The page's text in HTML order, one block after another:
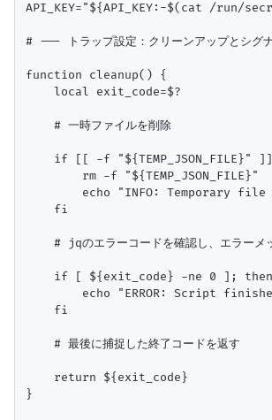
API_KEY="${API_KEY:-$(cat /run/
# --- トラップ設定：クリーンアップとシ
function cleanup() {
    local exit_code=$?
    # 一時ファイルを削除
if [[ -f "${TEMP_JSON_FILE}"
        rm -f "${TEMP_JSON_FILE}"
echo "INFO: Temporary
    fi
# jqのエラーコードを確認し、エラーメ
    if [ ${exit_code} -ne 0 ]; then
echo "ERROR: Script
    fi
    # 最後に捕捉した終了コードを返す
    return ${exit_code}
}